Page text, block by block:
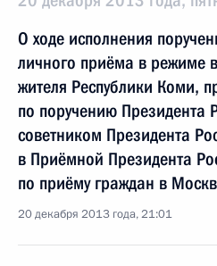
О ходе исполнения
личного приёма в режиме
жителя Республики Коми,
по поручению Президента
советником Президента
в Приёмной Президента
по приёму граждан в
20 декабря 2013 года, 21:01